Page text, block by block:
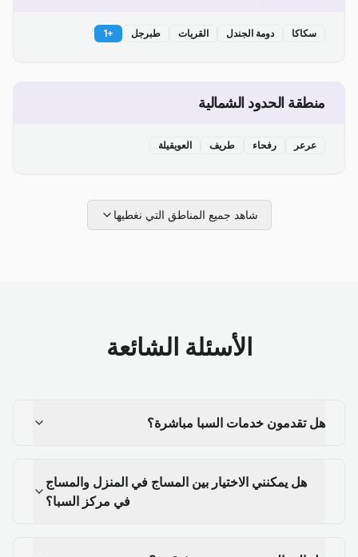
سكاكا دومة الجندل القريات طبرجل +
1
منطقة الحدود الشمالية
عرعر رفحاء طريف العويقيلة
شاهد جميع المناطق التي نغطيها
الأسئلة الشائعة
هل تقدمون خدمات السبا مباشرة؟
هل يمكنني الاختيار بين المساج في المنزل والمساج
في مركز السبا؟